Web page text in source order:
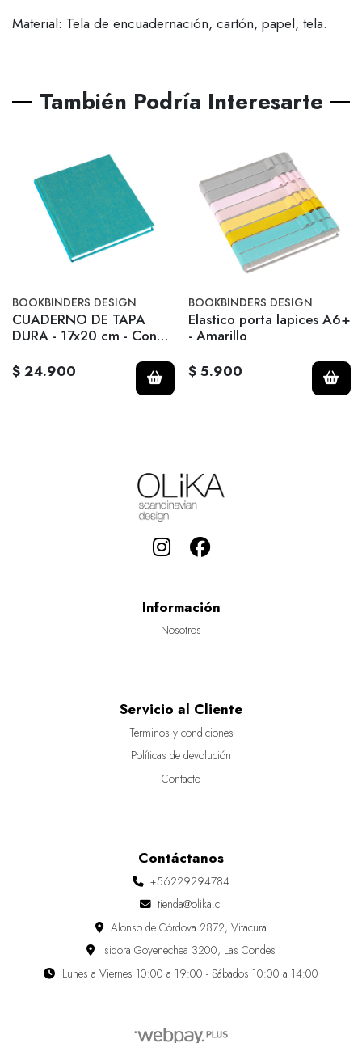
Material: Tela de encuadernación, cartón, papel, tela.
También Podría Interesarte
BOOKBINDERS DESIGN
CUADERNO DE TAPA
DURA - 17x20 cm - Con
$ 24.900
BOOKBINDERS DESIGN
Elastico porta lapices A6+
- Amarillo
$ 5.900
Información
Nosotros
Servicio al Cliente
Terminos y condiciones
Políticas de devolución
Contacto
Contáctanos
+56229294784
tienda@olika.cl
Alonso de Córdova 2872, Vitacura
Isidora Goyenechea 3200, Las Condes
Lunes a Viernes 10:00 a 19:00 - Sábados 10:00 a 14:00